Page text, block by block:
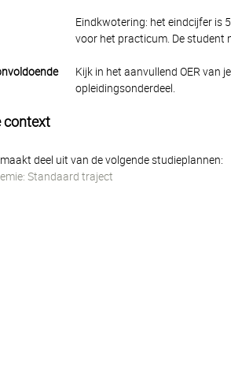
Eindkwotering: het eindcijfer is
voor het practicum. De student
Kijk in het aanvullend OER van
opleidingsonderdeel.
context
deel uit van de volgende studieplannen:
Standaard traject